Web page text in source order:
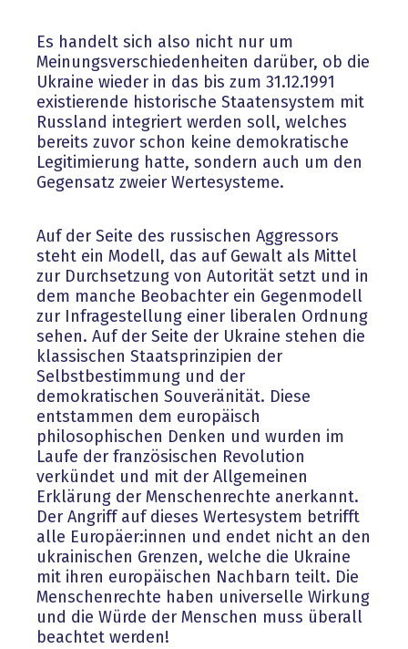
Es handelt sich also nicht nur um
Meinungsverschiedenheiten darüber, ob die
Ukraine wieder in das bis zum 31.12.1991
existierende historische Staatensystem mit
Russland integriert werden soll, welches
bereits zuvor schon keine demokratische
Legitimierung hatte, sondern auch um den
Gegensatz zweier Wertesysteme.
Auf der Seite des russischen Aggressors
steht ein Modell, das auf Gewalt als Mittel
zur Durchsetzung von Autorität setzt und in
dem manche Beobachter ein Gegenmodell
zur Infragestellung einer liberalen Ordnung
sehen. Auf der Seite der Ukraine stehen die
klassischen Staatsprinzipien der
Selbstbestimmung und der
demokratischen Souveränität. Diese
entstammen dem europäisch
philosophischen Denken und wurden im
Laufe der französischen Revolution
verkündet und mit der Allgemeinen
Erklärung der Menschenrechte anerkannt.
Der Angriff auf dieses Wertesystem betrifft
alle Europäer:innen und endet nicht an den
ukrainischen Grenzen, welche die Ukraine
mit ihren europäischen Nachbarn teilt. Die
Menschenrechte haben universelle Wirkung
und die Würde der Menschen muss überall
beachtet werden!